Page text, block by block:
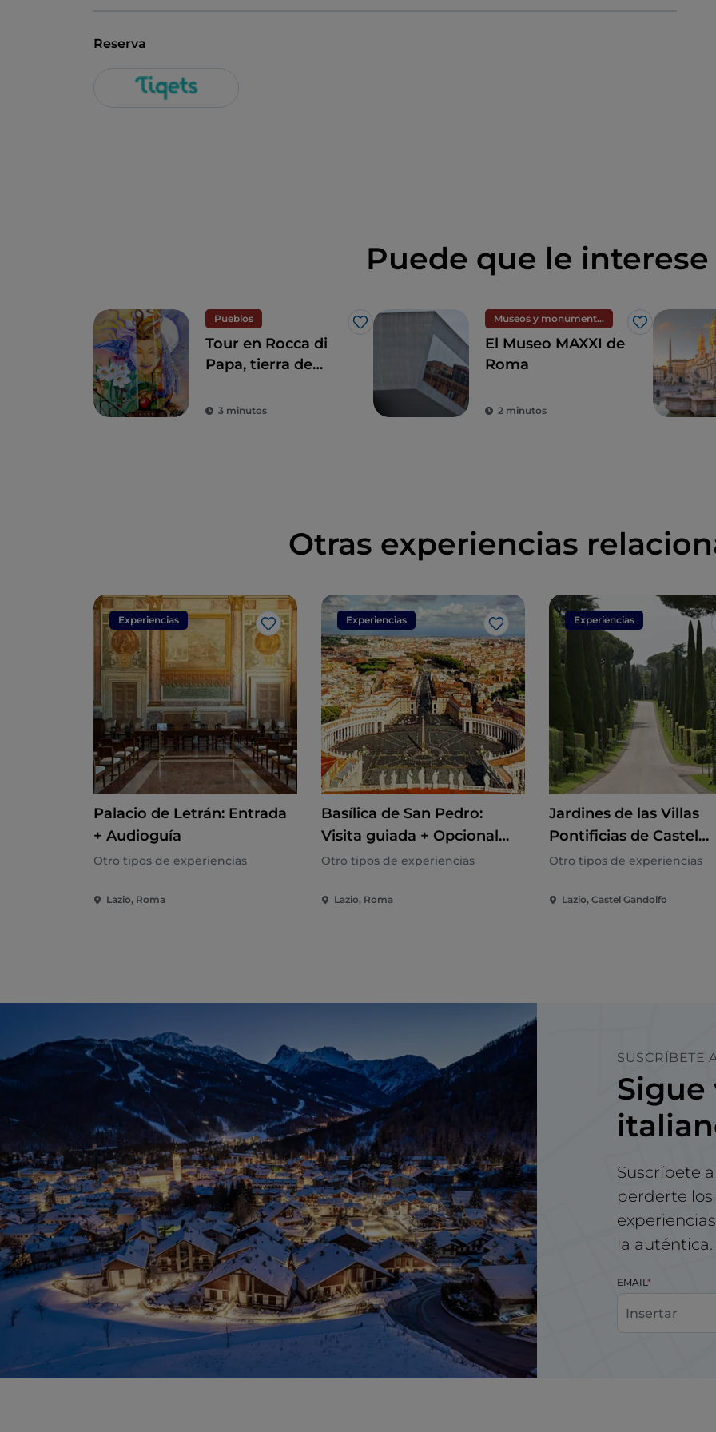
Reserva
Puede que le interese
Pueblos
Me gusta
Tour en Rocca di
Papa, tierra de
y leyendas
3 minutos
Museos y monumentos
Me gusta
El Museo MAXXI de
Roma
2 minutos
Otras experiencias
Experiencias
Me gusta
Palacio de Letrán: Entrada
+ Audioguía
Otro tipos de experiencias
Lazio, Roma
Experiencias
Me gusta
Basílica de San Pedro:
Visita guiada + Opcional
Cúpula y Grutas Vaticanas
Otro tipos de experiencias
Lazio, Roma
Experiencias
Jardines de las Villas
Pontificias de Castel
Gandolfo: Excursión en
Otro tipos de experiencias
Lazio, Castel Gandolfo
SUSCRÍBETE
Suscríbete
perderte los
la auténtica.
EMAIL